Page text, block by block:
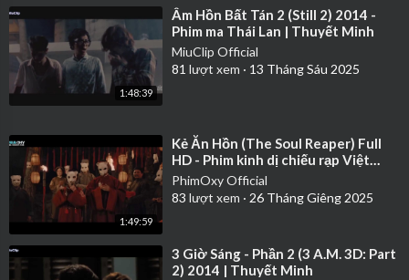
1:48:39
⁣Âm Hồn Bất Tán 2 (Still 2) 2014 -
Phim ma Thái Lan | Thuyết Minh
MiuClip Official
81 lượt xem · 13 Tháng Sáu 2025
1:49:59
⁣Kẻ Ăn Hồn (The Soul Reaper) Full
HD - Phim kinh dị chiếu rạp Việt
Nam hay nhất 2023
PhimOxy Official
83 lượt xem · 26 Tháng Giêng 2025
⁣3 Giờ Sáng - Phần 2 (3 A.M. 3D: Part
2) 2014 | Thuyết Minh